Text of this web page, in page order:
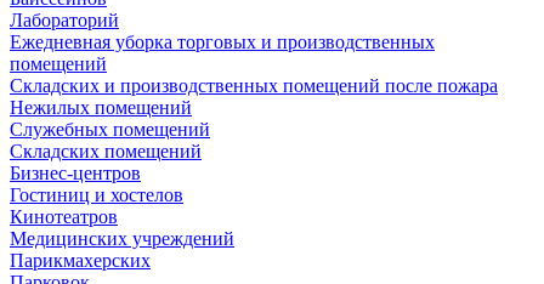
Лабораторий
Ежедневная уборка торговых и производственных
помещений
Складских и производственных помещений после пожара
Нежилых помещений
Служебных помещений
Складских помещений
Бизнес-центров
Гостиниц и хостелов
Кинотеатров
Медицинских учреждений
Парикмахерских